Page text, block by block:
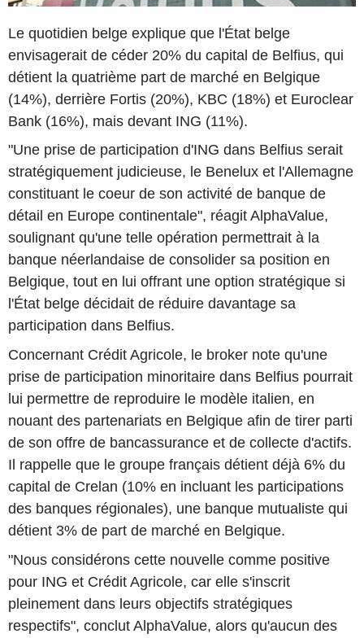
Le quotidien belge explique que l'État belge
envisagerait de céder 20% du capital de Belfius, qui
détient la quatrième part de marché en Belgique
(14%), derrière Fortis (20%), KBC (18%) et Euroclear
Bank (16%), mais devant ING (11%).
"Une prise de participation d'ING dans Belfius serait
stratégiquement judicieuse, le Benelux et l'Allemagne
constituant le coeur de son activité de banque de
détail en Europe continentale", réagit AlphaValue,
soulignant qu'une telle opération permettrait à la
banque néerlandaise de consolider sa position en
Belgique, tout en lui offrant une option stratégique si
l'État belge décidait de réduire davantage sa
participation dans Belfius.
Concernant Crédit Agricole, le broker note qu'une
prise de participation minoritaire dans Belfius pourrait
lui permettre de reproduire le modèle italien, en
nouant des partenariats en Belgique afin de tirer parti
de son offre de bancassurance et de collecte d'actifs.
Il rappelle que le groupe français détient déjà 6% du
capital de Crelan (10% en incluant les participations
des banques régionales), une banque mutualiste qui
détient 3% de part de marché en Belgique.
"Nous considérons cette nouvelle comme positive
pour ING et Crédit Agricole, car elle s'inscrit
pleinement dans leurs objectifs stratégiques
respectifs", conclut AlphaValue, alors qu'aucun des